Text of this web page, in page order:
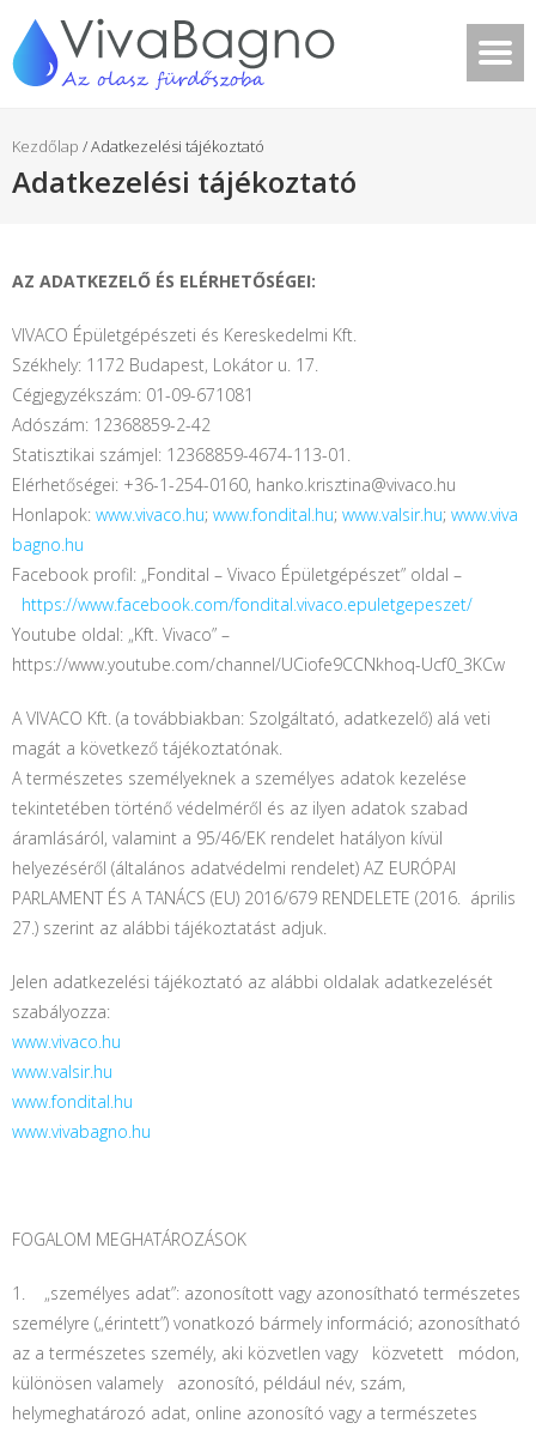
Kezdőlap /Adatkezelési tájékoztató
Adatkezelési tájékoztató
AZ ADATKEZELŐ ÉS ELÉRHETŐSÉGEI:
VIVACO Épületgépészeti és Kereskedelmi Kft.
Székhely: 1172 Budapest, Lokátor u. 17.
Cégjegyzékszám: 01-09-671081
Adószám: 12368859-2-42
Statisztikai számjel: 12368859-4674-113-01.
Elérhetőségei: +36-1-254-0160, hanko.krisztina@vivaco.hu
Honlapok: www.vivaco.hu; www.fondital.hu; www.valsir.hu; www.viva
bagno.hu
Facebook profil: „Fondital – Vivaco Épületgépészet” oldal –
https://www.facebook.com/fondital.vivaco.epuletgepeszet/
Youtube oldal: „Kft. Vivaco” –
https://www.youtube.com/channel/UCiofe9CCNkhoq-Ucf0_3KCw
A VIVACO Kft. (a továbbiakban: Szolgáltató, adatkezelő) alá veti
magát a következő tájékoztatónak.
A természetes személyeknek a személyes adatok kezelése
tekintetében történő védelméről és az ilyen adatok szabad
áramlásáról, valamint a 95/46/EK rendelet hatályon kívül
helyezéséről (általános adatvédelmi rendelet) AZ EURÓPAI
PARLAMENT ÉS A TANÁCS (EU) 2016/679 RENDELETE (2016. április
27.) szerint az alábbi tájékoztatást adjuk.
Jelen adatkezelési tájékoztató az alábbi oldalak adatkezelését
szabályozza:
www.vivaco.hu
www.valsir.hu
www.fondital.hu
www.vivabagno.hu
FOGALOM MEGHATÁROZÁSOK
1. „személyes adat”: azonosított vagy azonosítható természetes
személyre („érintett”) vonatkozó bármely információ; azonosítható
az a természetes személy, aki közvetlen vagy közvetett módon,
különösen valamely azonosító, például név, szám,
helymeghatározó adat, online azonosító vagy a természetes